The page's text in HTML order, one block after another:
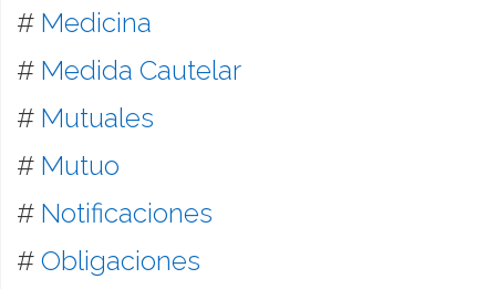
# Medicina
# Medida Cautelar
# Mutuales
# Mutuo
# Notificaciones
# Obligaciones